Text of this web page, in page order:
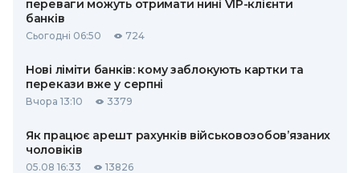
переваги можуть отримати нині VIP-клієнти
банків
Сьогодні 06:50 724
Нові ліміти банків: кому заблокують картки та
перекази вже у серпні
Вчора 13:10 3379
Як працює арешт рахунків військовозобов’язаних
чоловіків
05.08 16:33 13826